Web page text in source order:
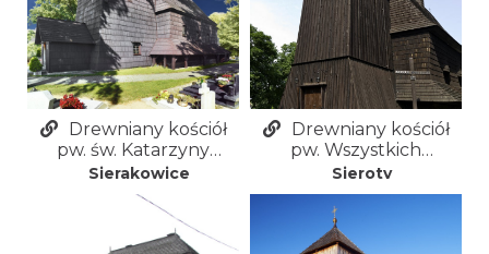
Drewniany kościół
pw. św. Katarzyny
Aleksandryjskiej w
Sierakowicach
Sierakowice
Drewniany kościół
pw. Wszystkich
Świętych w Sierotach
Sieroty